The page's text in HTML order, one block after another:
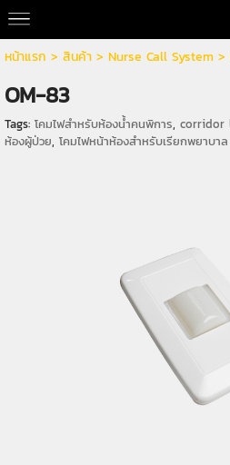
หน้าแรก > สินค้า > Nurse Call System>
OM-83
Tags: โคมไฟสำหรับห้องน้ำคนพิการ, corridor
ห้องผู้ป่วย, โคมไฟหน้าห้องสำหรับเรียกพยาบาล